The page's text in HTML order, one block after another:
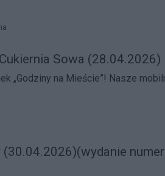
Sowa (28.04.2026)
Mieście”! Nasze mobilne studio z